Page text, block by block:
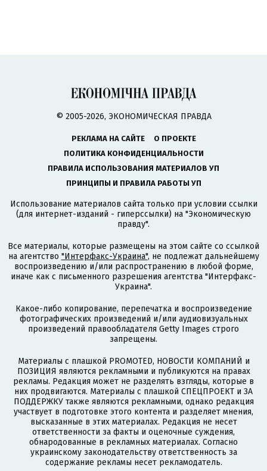
© 2005-2026, ЭКОНОМИЧЕСКАЯ ПРАВДА
РЕКЛАМА НА САЙТЕ
О ПРОЕКТЕ
ПОЛИТИКА КОНФИДЕНЦИАЛЬНОСТИ
ПРАВИЛА ИСПОЛЬЗОВАНИЯ МАТЕРИАЛОВ УП
ПРИНЦИПЫ И ПРАВИЛА РАБОТЫ УП
Использование материалов сайта только при условии ссылки
(для интернет-изданий - гиперссылки) на "Экономическую
правду".
Все материалы, которые размещены на этом сайте со ссылкой
на агентство "Интерфакс-Украина", не подлежат дальнейшему
воспроизведению и/или распространению в любой форме,
иначе как с письменного разрешения агентства "Интерфакс-
Украина".
Какое-либо копирование, перепечатка и воспроизведение
фотографических произведений и/или аудиовизуальных
произведений правообладателя Getty Images строго
запрещены.
Материалы с плашкой PROMOTED, НОВОСТИ КОМПАНИЙ и
ПОЗИЦИЯ являются рекламными и публикуются на правах
рекламы. Редакция может не разделять взгляды, которые в
них продвигаются. Материалы с плашкой СПЕЦПРОЕКТ и ЗА
ПОДДЕРЖКУ также являются рекламными, однако редакция
участвует в подготовке этого контента и разделяет мнения,
высказанные в этих материалах. Редакция не несет
ответственности за факты и оценочные суждения,
обнародованные в рекламных материалах. Согласно
украинскому законодательству ответственность за
содержание рекламы несет рекламодатель.